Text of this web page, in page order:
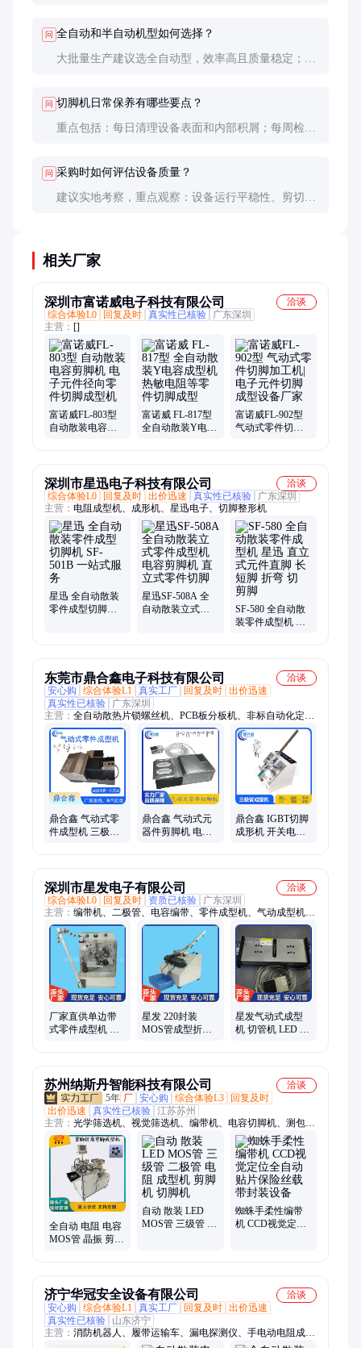
问 全自动和半自动机型如何选择？
大批量生产建议选全自动型，效率高且质量稳定；小
问 切脚机日常保养有哪些要点？
重点包括：每日清理设备表面和内部积屑；每周检查
问 采购时如何评估设备质量？
建议实地考察，重点观察：设备运行平稳性、剪切断
相关厂家
深圳市富诺威电子科技有限公司
洽谈
综合体验L0
回复及时 真实性已核验
广东深圳
主营： []
富诺威FL-803型
自动散装电容剪
富诺威 FL-817型
全自动散装Y电容
富诺威FL-902型
气动式零件切脚
深圳市星迅电子科技有限公司
洽谈
综合体验L0
回复及时 出价迅速 真实性已核验
广东深圳
主营： 电阻成型机、成形机、星迅电子、切脚整形机
星迅 全自动散装
零件成型切脚机
星迅SF-508A 全
自动散装立式零
SF-580 全自动散
装零件成型机 星
东莞市鼎合鑫电子科技有限公司
洽谈
安心购
综合体验L1 真实工厂 回复及时 出价迅速
真实性已核验
广东深圳
主营： 全自动散热片锁螺丝机、PCB板分板机、非标自动化定
制、电子元件成型剪脚机、电容LED成型剪脚机、电阻二极管成
型剪脚机、三极管晶体成型剪脚机、电阻保险管套管成型机、各
类螺丝螺母等紧固件定制
鼎合鑫 气动式零
件成型机 三极管
鼎合鑫 气动式元
器件剪脚机 电容
鼎合鑫 IGBT切脚
成形机 开关电源
深圳市星发电子有限公司
洽谈
综合体验L0
回复及时 资质已核验
广东深圳
主营： 编带机、二极管、电容编带、零件成型机、气动成型机、
可控硅成型机、保险丝成型机、电容切剪机、热熔胶点胶机、防
静电周转车
厂家直供单边带
式零件成型机 电
星发 220封装
MOS管成型折弯
星发气动式成型
机 切管机 LED 电
苏州纳斯丹智能科技有限公司
洽谈
5年 厂 安心购 综合体验L3
回复及时
出价迅速
真实性已核验 江苏苏州
主营： 光学筛选机、视觉筛选机、编带机、电容切脚机、测包
机、编带检查机、托盘编带机、半自动编带机、半自动检测编带
机、摆臂编带机、转盘转塔编带机、料管编带机、载带烧录机、
卧式插件机、测试分选机、筛选机、视觉检测设备、测编一体
机、编带机厂家、半自动O型圈组装机、半自动密封圈组装机
全自动 电阻 电容
MOS管 晶振 剪脚
自动 散装 LED
MOS管 三级管 二
蜘蛛手柔性编带
机 CCD视觉定位
济宁华冠安全设备有限公司
洽谈
安心购
综合体验L1 真实工厂 回复及时 出价迅速
真实性已核验
山东济宁
主营： 消防机器人、履带运输车、漏电探测仪、手电动电阻成型